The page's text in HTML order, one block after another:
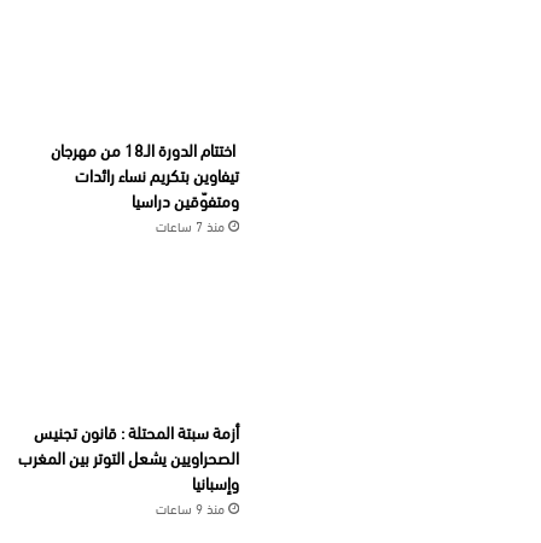
اختتام الدورة الـ18 من مهرجان
تيفاوين بتكريم نساء رائدات
ومتفوّقين دراسيا
منذ 7 ساعات
أزمة سبتة المحتلة : قانون تجنيس
الصحراويين يشعل التوتر بين المغرب
وإسبانيا
منذ 9 ساعات